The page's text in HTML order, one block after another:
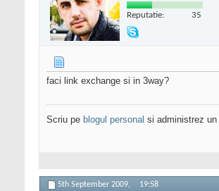
Reputatie: 35
faci link exchange si in 3way?
Scriu pe blogul personal si administrez un
5th September 2009, 19:58